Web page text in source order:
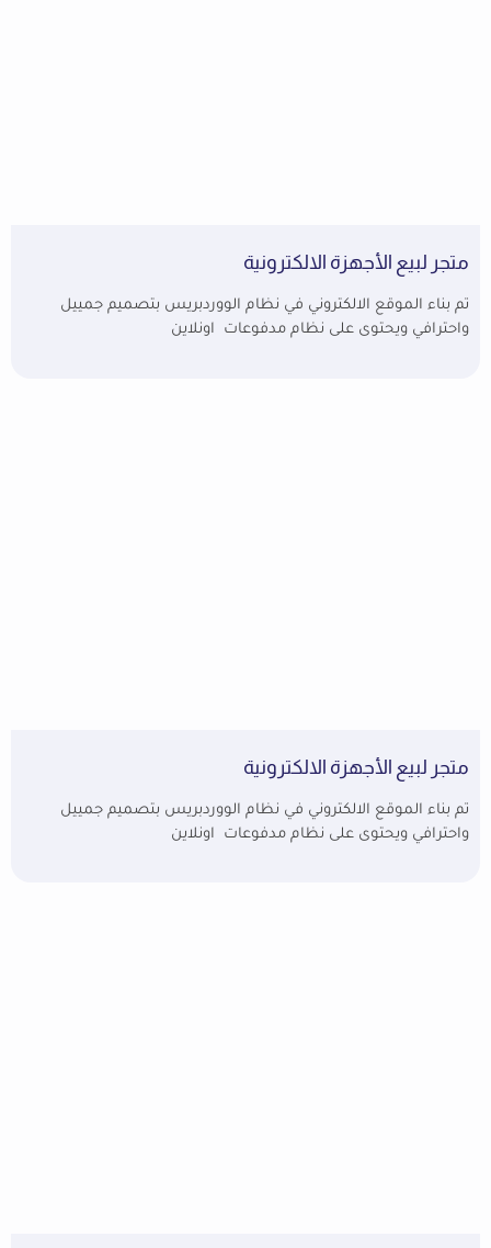
متجر لبيع الأجهزة الالكترونية
تم بناء الموقع الالكتروني في نظام الووردبريس بتصميم جمييل
واحترافي ويحتوى على نظام مدفوعات اونلاين
متجر لبيع الأجهزة الالكترونية
تم بناء الموقع الالكتروني في نظام الووردبريس بتصميم جمييل
واحترافي ويحتوى على نظام مدفوعات اونلاين